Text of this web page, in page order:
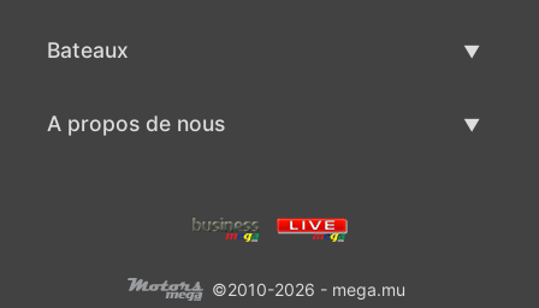
Bateaux
A propos de nous
Conditions d'utilisation©2010-2026 - mega.mu